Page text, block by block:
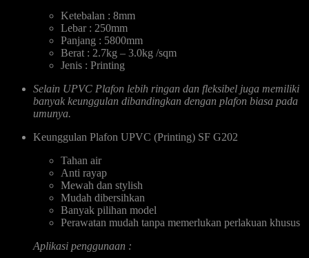
Ketebalan : 8mm
Lebar : 250mm
Panjang : 5800mm
Berat : 2.7kg – 3.0kg /sqm
Jenis : Printing
Selain UPVC Plafon lebih ringan dan fleksibel juga memiliki
banyak keunggulan dibandingkan dengan plafon biasa pada
umunya.
Keunggulan Plafon UPVC (Printing) SF G202
Tahan air
Anti rayap
Mewah dan stylish
Mudah dibersihkan
Banyak pilihan model
Perawatan mudah tanpa memerlukan perlakuan khusus
Aplikasi penggunaan :